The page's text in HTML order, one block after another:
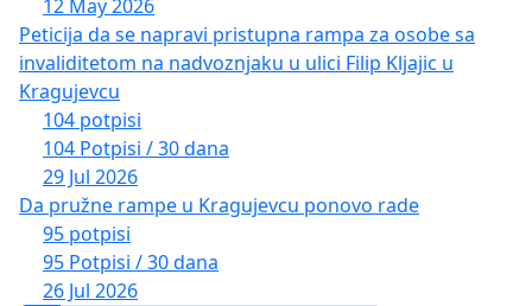
12 May 2026
Peticija da se napravi pristupna rampa za osobe sa
invaliditetom na nadvoznjaku u ulici Filip Kljajic u
Kragujevcu
104 potpisi
104 Potpisi / 30 dana
29 Jul 2026
Da pružne rampe u Kragujevcu ponovo rade
95 potpisi
95 Potpisi / 30 dana
26 Jul 2026